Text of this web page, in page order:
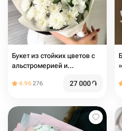
Букет из стойких цветов с
альстромерией и
4.96276 27 000֏
»